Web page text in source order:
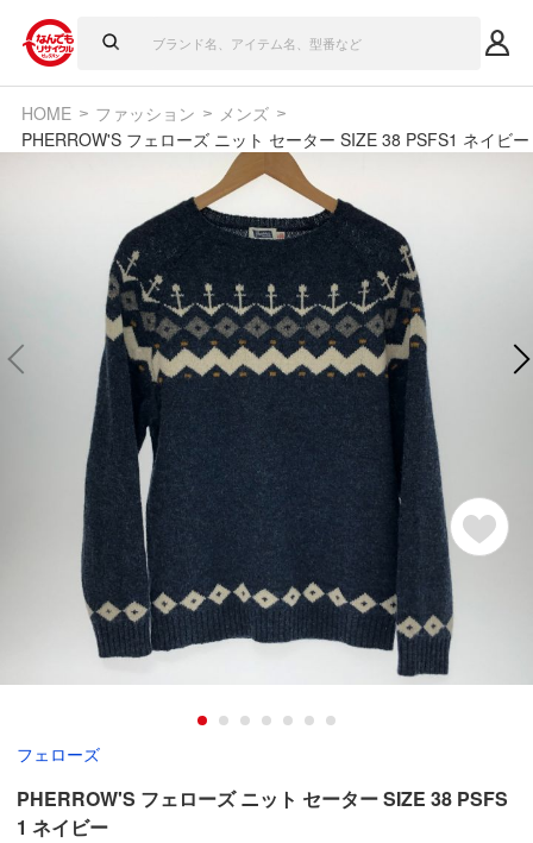
HOME ファッション
メンズ
PHERROW'S フェローズ ニット セーター SIZE 38 PSFS1 ネイビー
フェローズ
PHERROW'S フェローズ ニット セーター SIZE 38 PSFS
1 ネイビー